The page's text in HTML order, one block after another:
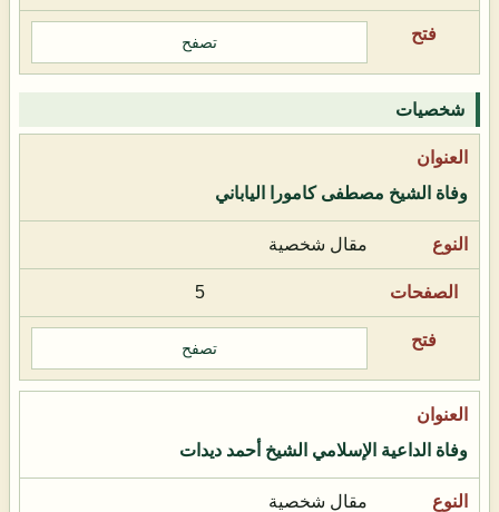
تصفح
شخصيات
وفاة الشيخ مصطفى كامورا الياباني
مقال شخصية
5
تصفح
وفاة الداعية الإسلامي الشيخ أحمد ديدات
مقال شخصية